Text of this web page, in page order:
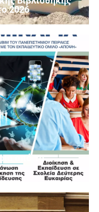
2026
από το